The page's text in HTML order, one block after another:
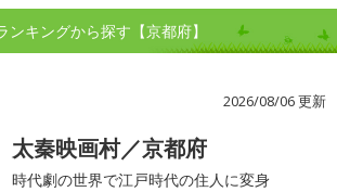
ンキングから探す【京都府】
2026/08/06 更新
太秦映画村／京都府
時代劇の世界で江戸時代の住人に変身